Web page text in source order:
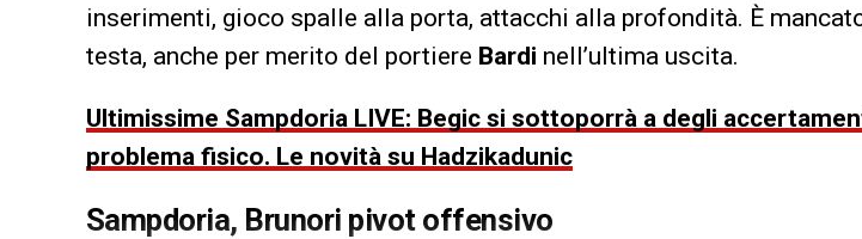
inserimenti, gioco spalle alla porta, attacchi alla profondità. È
testa, anche per merito del portiere Bardi nell’ultima uscita.
Ultimissime Sampdoria LIVE: Begic si sottoporrà a degli
problema fisico. Le novità su Hadzikadunic
Sampdoria, Brunori pivot offensivo